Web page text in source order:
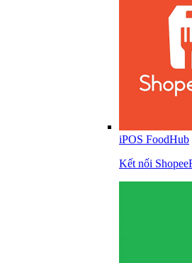
iPOS FoodHub
Kết nối